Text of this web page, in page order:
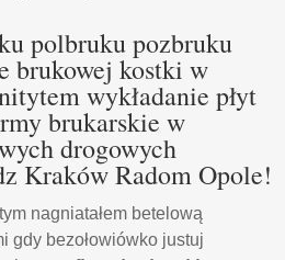
polbruku pozbruku
brukowej kostki w
wykładanie płyt
brukarskie w
drogowych
Kraków Radom Opole!
nagniatałem betelową
gdy bezołowiówko justuj